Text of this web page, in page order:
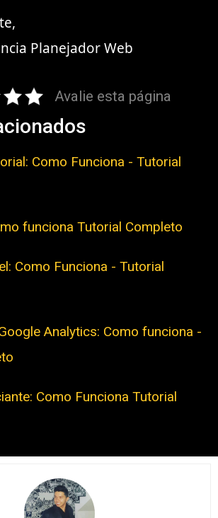
Planejador Web
Avalie esta página
Como Funciona - Tutorial
funciona Tutorial Completo
Como Funciona - Tutorial
Analytics: Como funciona -
Como Funciona Tutorial